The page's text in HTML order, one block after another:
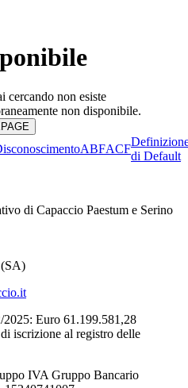
cercando non esiste
non disponibile.
ABFACF
di Default
di Capaccio Paestum e Serino
(SA)
2025: Euro 61.199.581,28
iscrizione al registro delle
IVA Gruppo Bancario